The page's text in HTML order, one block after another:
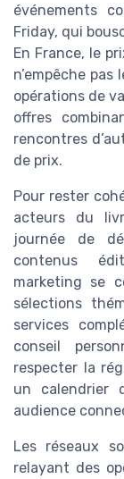
événements
Friday, qui
En France, le
n’empêche
opérations de
offres
rencontres
de prix.
Pour rester
acteurs du
journée de
contenus
marketing se
sélections
services
conseil
respecter la
un calendrier
audience
Les réseaux
relayant des